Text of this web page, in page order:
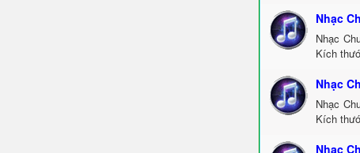
Nhạc
Nhạc
Kích
Nhạc
Nhạc
Kích
Nhạc